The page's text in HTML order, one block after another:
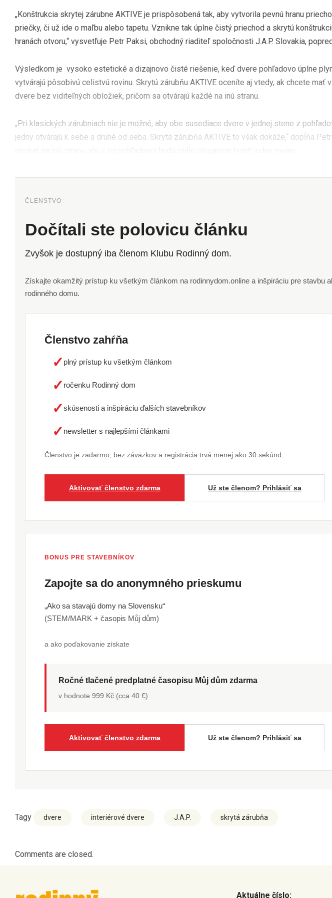
„Konštrukcia skrytej zárubne AKTIVE je prispôsobená tak, aby vytvorila pevnú hranu
priečky, či už ide o maľbu alebo tapetu. Vznikne tak úplne čistý priechod a skrytú
hranách otvoru,“ vysvetľuje Petr Paksi, obchodný riaditeľ spoločnosti J.A.P. Slovakia,
Výsledkom je vysoko estetické a dizajnovo čisté riešenie, keď dvere pohľadovo úplne
vytvárajú pôsobivú celistvú rovinu. Skrytú zárubňu AKTIVE oceníte aj vtedy, ak chcete
dvere bez viditeľných obložiek, pričom sa otvárajú každé na inú stranu.
„Pri klasických zárubniach nie je možné, aby obe susediace dvere v jednej stene z
jedny otvárajú k sebe a druhé od seba. Skrytá zárubňa AKTIVE to však dokáže,“ dopĺňa
ČLENSTVO
Dočítali ste polovicu článku
Zvyšok je dostupný iba členom Klubu Rodinný dom.
Získajte okamžitý prístup ku všetkým článkom na rodinnydom.online a inšpiráciu pre stavbu
rodinného domu.
Členstvo zahŕňa
✓ plný prístup ku všetkým článkom
✓ ročenku Rodinný dom
✓skúsenosti a inšpiráciu ďalších stavebníkov
✓ newsletter s najlepšími článkami
Členstvo je zadarmo, bez záväzkov a registrácia trvá menej ako 30 sekúnd.
Aktivovať členstvo zdarma Už ste členom? Prihlásiť sa
BONUS PRE STAVEBNÍKOV
Zapojte sa do anonymného prieskumu
„Ako sa stavajú domy na Slovensku“
(STEM/MARK + časopis Můj dům)
a ako poďakovanie získate
Ročné tlačené predplatné časopisu Můj dům zdarma
v hodnote 999 Kč (cca 40 €)
Aktivovať členstvo zdarma Už ste členom? Prihlásiť sa
Tagy dvere interiérové dvere J.A.P. skrytá zárubňa
Comments are closed.
Aktuálne číslo: